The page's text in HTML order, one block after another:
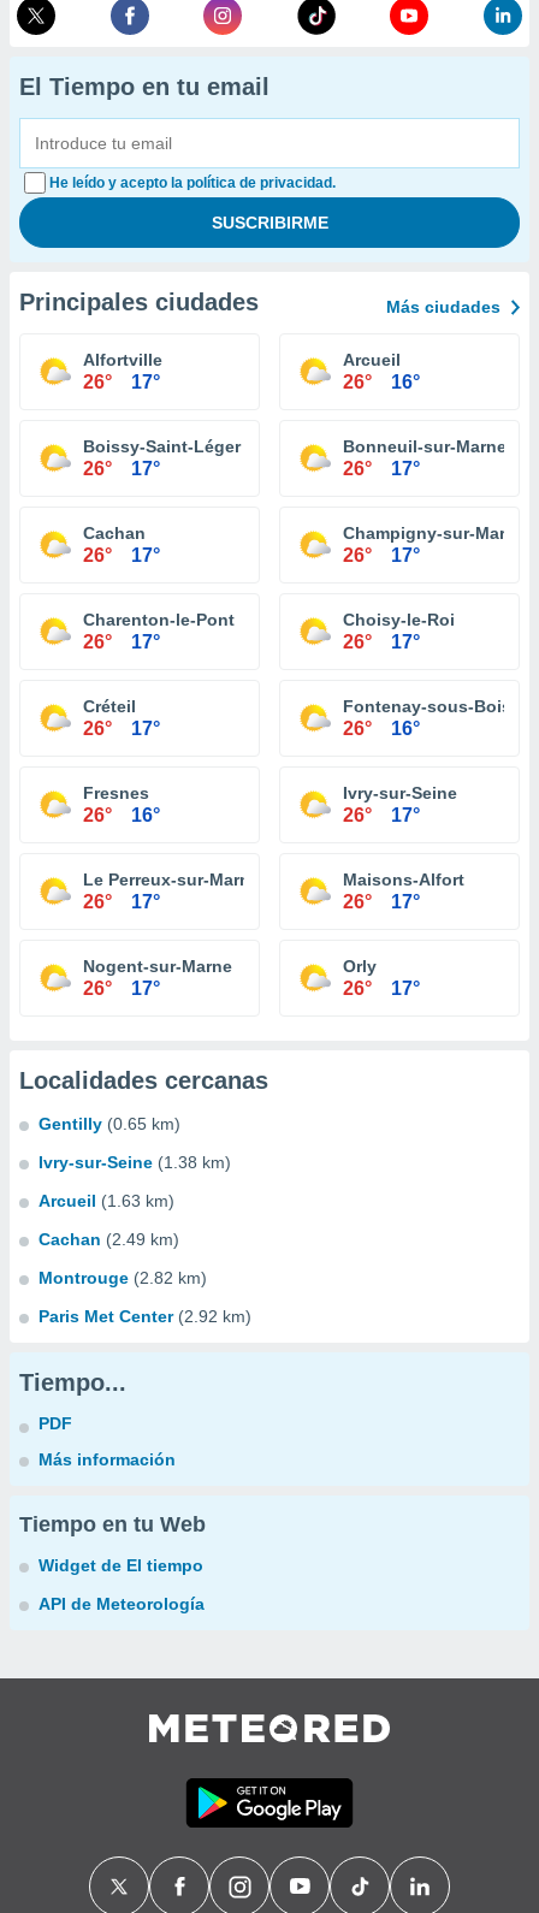
El Tiempo en tu email
He leído y acepto la política de privacidad.
Principales ciudades Más ciudades
Alfortville
26° 17°
Arcueil
26° 16°
Boissy-Saint-Léger
26° 17°
Bonneuil-sur-Marne
26° 17°
Cachan
26° 17°
Champigny-sur-Marne
26° 17°
Charenton-le-Pont
26° 17°
Choisy-le-Roi
26° 17°
Créteil
26° 17°
Fontenay-sous-Bois
26° 16°
Fresnes
26° 16°
Ivry-sur-Seine
26° 17°
Le Perreux-sur-Marne
26° 17°
Maisons-Alfort
26° 17°
Nogent-sur-Marne
26° 17°
Orly
26° 17°
Localidades cercanas
Gentilly (0.65 km)
Ivry-sur-Seine (1.38 km)
Arcueil (1.63 km)
Cachan (2.49 km)
Montrouge (2.82 km)
Paris Met Center (2.92 km)
Tiempo...
PDF
Más información
Tiempo en tu Web
Widget de El tiempo
API de Meteorología